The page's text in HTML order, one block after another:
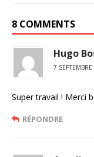
8 COMMENTS
Hugo
7
Super travail ! Merci
RÉPONDRE